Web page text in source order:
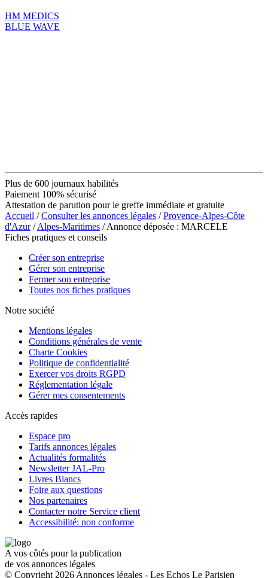
HM MEDICS
BLUE WAVE
Plus de 600 journaux habilités
Paiement 100% sécurisé
Attestation de parution pour le greffe immédiate et gratuite
Accueil /Consulter les annonces légales /Provence-Alpes-Côte
d'Azur/Alpes-Maritimes / Annonce déposée : MARCELE
Fiches pratiques et conseils
Créer son entreprise
Gérer son entreprise
Fermer son entreprise
Toutes nos fiches pratiques
Notre société
Mentions légales
Conditions générales de vente
Charte Cookies
Politique de confidentialité
Exercer vos droits RGPD
Réglementation légale
Gérer mes consentements
Accès rapides
Espace pro
Tarifs annonces légales
Actualités formalités
Newsletter JAL-Pro
Livres Blancs
Foire aux questions
Nos partenaires
Contacter notre Service client
Accessibilité: non conforme
A vos côtés pour la publication
de vos annonces légales
© Copyright 2026 Annonces légales - Les Echos Le Parisien